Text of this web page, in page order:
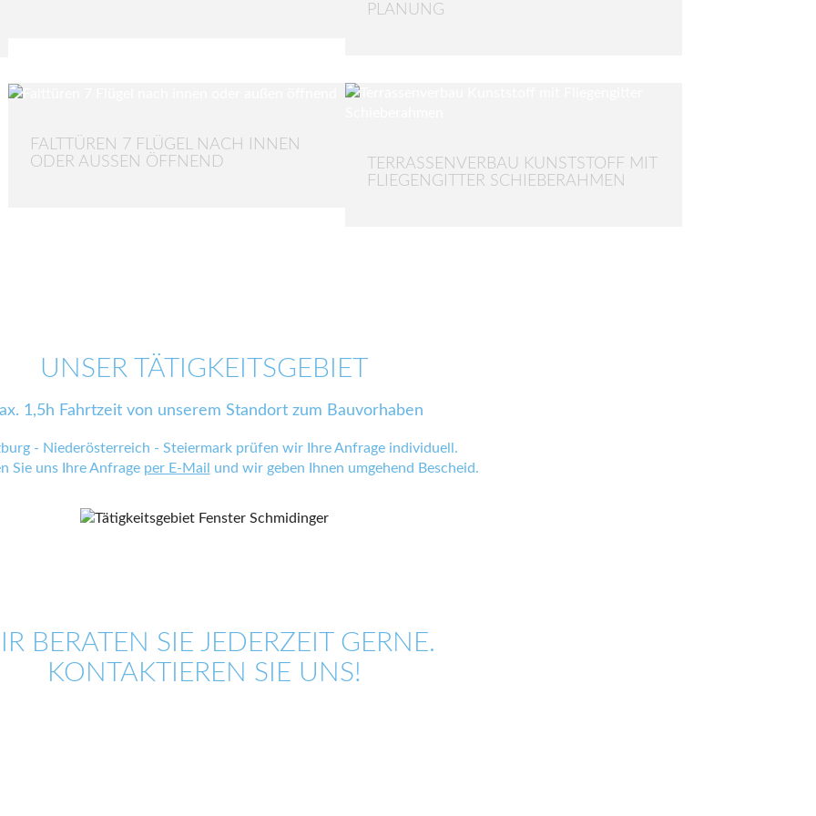
LANUNG
FALTTÜREN 7 FLÜGEL NACH INNEN
ODER AUSSEN ÖFFNEND
TERRASSENVERBAU KUNSTSTOFF MIT
FLIEGENGITTER SCHIEBERAHMEN
UNSER TÄTIGKEITSGEBIET
1,5h Fahrtzeit von unserem Standort zum Bauvorhaben
- Niederösterreich - Steiermark prüfen wir Ihre Anfrage individuell.
Sie uns Ihre Anfrage per E-Mail und wir geben Ihnen umgehend Bescheid.
BERATEN SIE JEDERZEIT GERNE.
KONTAKTIEREN SIE UNS!